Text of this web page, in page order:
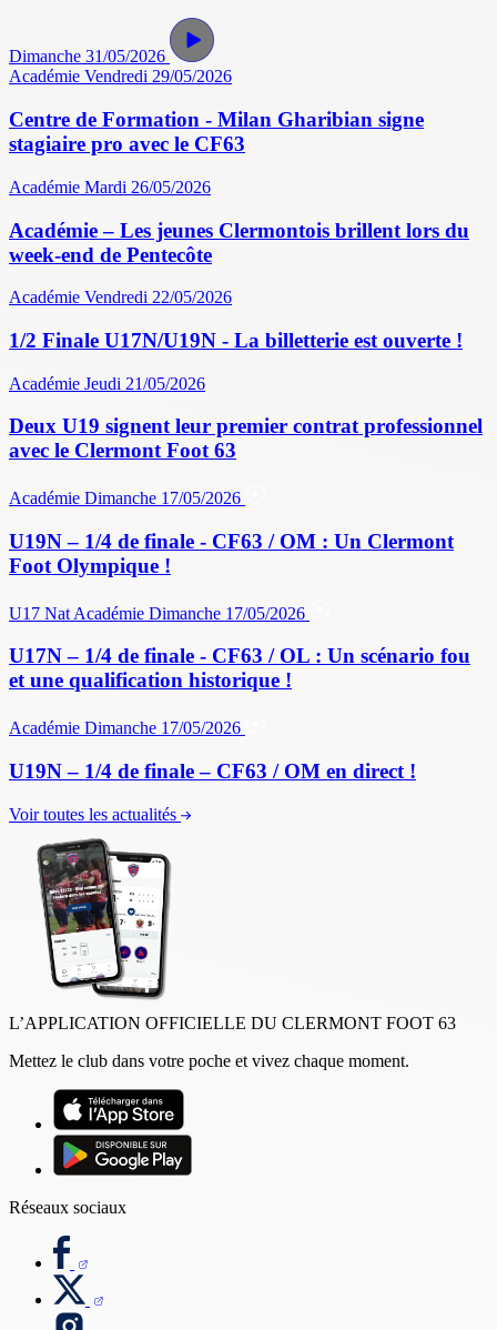
Dimanche 31/05/2026
Académie Vendredi 29/05/2026
Centre de Formation - Milan Gharibian signe
stagiaire pro avec le CF63
Académie Mardi 26/05/2026
Académie – Les jeunes Clermontois brillent lors du
week-end de Pentecôte
Académie Vendredi 22/05/2026
1/2 Finale U17N/U19N - La billetterie est ouverte !
Académie Jeudi 21/05/2026
Deux U19 signent leur premier contrat professionnel
avec le Clermont Foot 63
Académie Dimanche 17/05/2026
U19N – 1/4 de finale - CF63 / OM : Un Clermont
Foot Olympique !
U17 Nat Académie Dimanche 17/05/2026
U17N – 1/4 de finale - CF63 / OL : Un scénario fou
et une qualification historique !
Académie Dimanche 17/05/2026
U19N – 1/4 de finale – CF63 / OM en direct !
Voir toutes les actualités
L’APPLICATION OFFICIELLE DU CLERMONT FOOT 63
Mettez le club dans votre poche et vivez chaque moment.
Réseaux sociaux